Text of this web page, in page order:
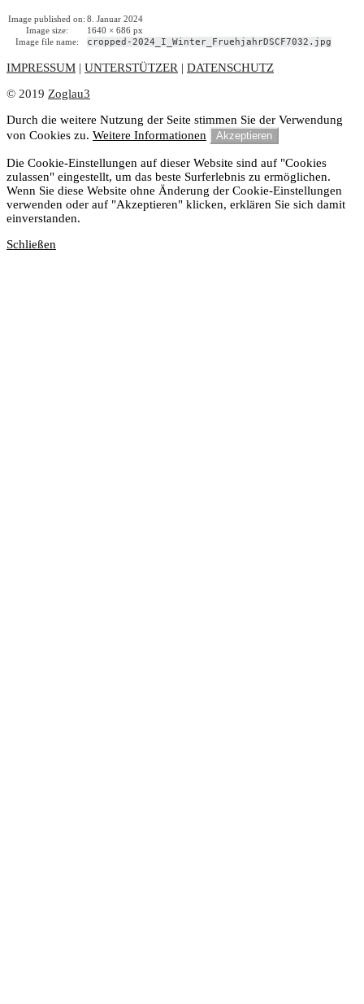
Image published on: 8. Januar 2024
Image size:
1640 × 686 px
Image file name:
cropped-2024_I_Winter_FruehjahrDSCF7032.jpg
IMPRESSUM | UNTERSTÜTZER | DATENSCHUTZ
© 2019 Zoglau3
Durch die weitere Nutzung der Seite stimmen Sie der Verwendung
von Cookies zu. Weitere Informationen Akzeptieren
Die Cookie-Einstellungen auf dieser Website sind auf "Cookies
zulassen" eingestellt, um das beste Surferlebnis zu ermöglichen.
Wenn Sie diese Website ohne Änderung der Cookie-Einstellungen
verwenden oder auf "Akzeptieren" klicken, erklären Sie sich damit
einverstanden.
Schließen